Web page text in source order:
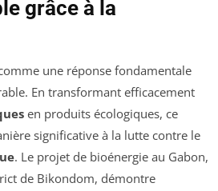
grâce à la
une réponse fondamentale
En transformant efficacement
en produits écologiques, ce
significative à la lutte contre le
. Le projet de bioénergie au Gabon,
de Bikondom, démontre